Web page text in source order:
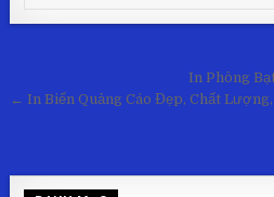
Điều hướng bài
In Phông
← In Biển Quảng Cáo Đẹp, Chất